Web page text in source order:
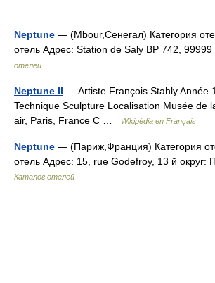
Neptune — (Mbour,Сенегал) Категория
отель Адрес: Station de Saly BP 742,
отелей
Neptune II — Artiste François Stahly Année
Technique Sculpture Localisation Musée de
air, Paris, France C …
Wikipédia en Français
Neptune — (Париж,Франция) Категория
отель Адрес: 15, rue Godefroy, 13 й
Каталог отелей